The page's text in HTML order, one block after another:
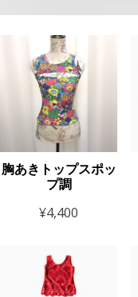
胸あきトップスポッ
プ調
¥4,400